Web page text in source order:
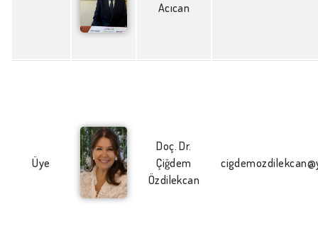
Acıcan
Üye
Doç. Dr.
Çiğdem
Özdilekcan